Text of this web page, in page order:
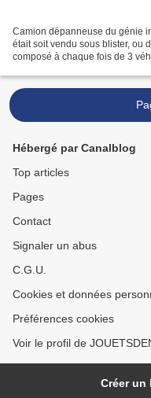
Camion dépanneuse du génie
était soit vendu sous blister, ou
composé à chaque fois de 3
Hébergé par Canalblog
Top articles
Pages
Contact
Signaler un abus
C.G.U.
Cookies et données
Préférences cookies
Voir le profil de
Créer un